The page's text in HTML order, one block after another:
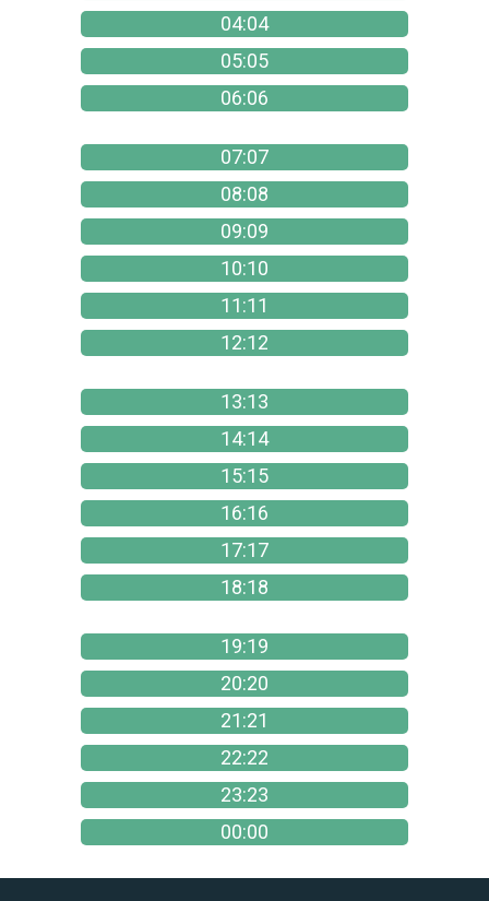
04:04
05:05
06:06
07:07
08:08
09:09
10:10
11:11
12:12
13:13
14:14
15:15
16:16
17:17
18:18
19:19
20:20
21:21
22:22
23:23
00:00